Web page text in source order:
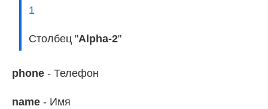
1
Столбец "Alpha-2"
phone - Телефон
name - Имя